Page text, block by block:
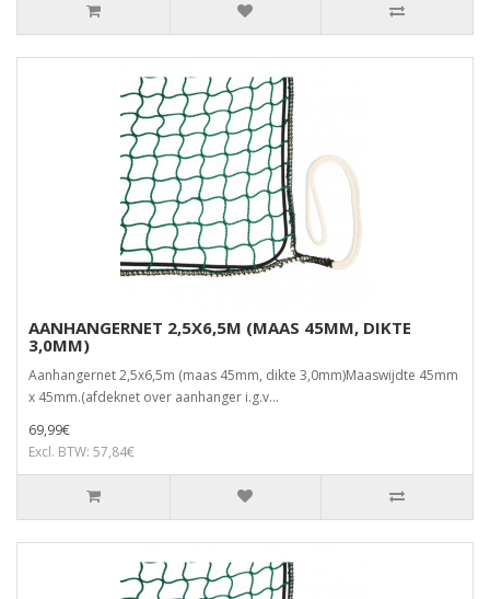
AANHANGERNET 2,5X6,5M (MAAS 45MM, DIKTE
3,0MM)
Aanhangernet 2,5x6,5m (maas 45mm, dikte 3,0mm)Maaswijdte 45mm
x 45mm.(afdeknet over aanhanger i.g.v...
69,99€
Excl. BTW: 57,84€